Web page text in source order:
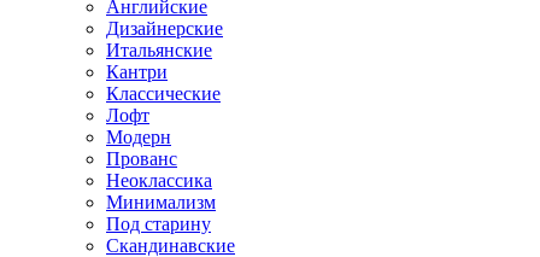
Английские
Дизайнерские
Итальянские
Кантри
Классические
Лофт
Модерн
Прованс
Неоклассика
Минимализм
Под старину
Скандинавские